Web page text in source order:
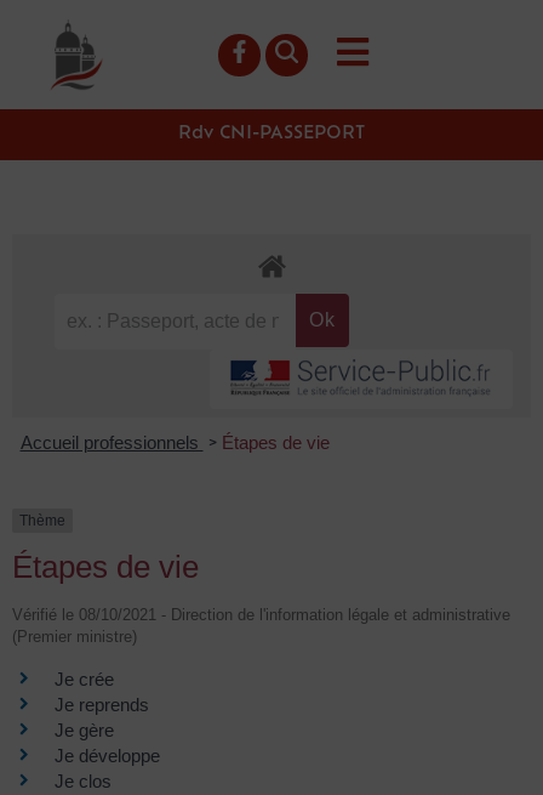
principal
Rdv CNI-PASSEPORT
Accueil professionnels > Étapes de vie
Thème
Étapes de vie
Vérifié le 08/10/2021 - Direction de l'information légale et administrative
(Premier ministre)
Je crée
Je reprends
Je gère
Je développe
Je clos